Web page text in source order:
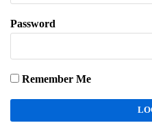
Password
Remember Me